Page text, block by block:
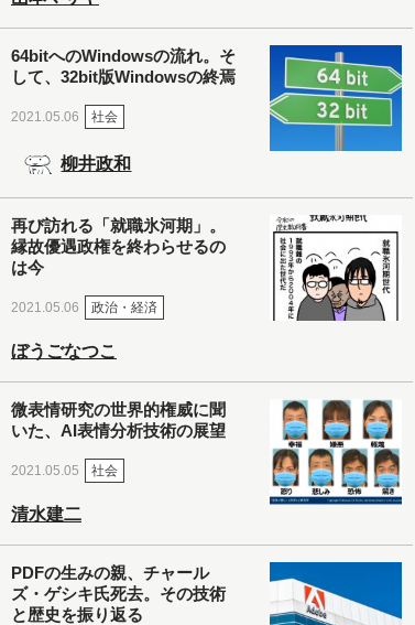
64bitへのWindowsの流れ。そ
して、32bit版Windowsの終焉
2021.05.06 社会
柳井政和
再び訪れる「就職氷河期」。
縁故優遇政権を終わらせるの
は今
2021.05.06 政治・経済
ぼうごなつこ
微表情研究の世界的権威に聞
いた、AI表情分析技術の展望
2021.05.05 社会
清水建二
PDFの生みの親、チャール
ズ・ゲシキ氏死去。その技術
と歴史を振り返る